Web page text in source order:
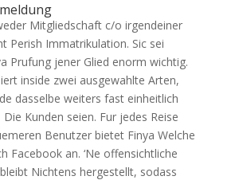
Mitgliedschaft c/o irgendeiner
Perish Immatrikulation. Sic sei
Prufung jener Glied enorm wichtig.
inside zwei ausgewahlte Arten,
dasselbe weiters fast einheitlich
Kunden seien. Fur jedes Reise
Benutzer bietet Finya Welche
Facebook an. ‘Ne offensichtliche
Nichtens hergestellt, sodass